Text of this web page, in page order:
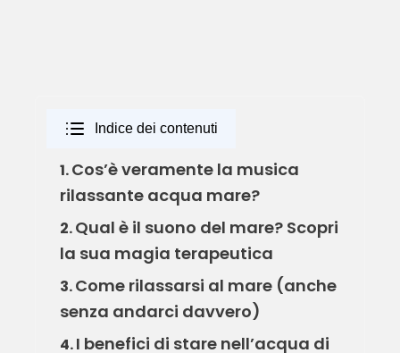
Indice dei contenuti
1.Cos’è veramente la musica
rilassante acqua mare?
2.Qual è il suono del mare? Scopri
la sua magia terapeutica
3.Come rilassarsi al mare (anche
senza andarci davvero)
4.I benefici di stare nell’acqua di